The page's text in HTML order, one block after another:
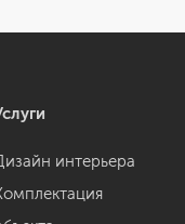
интерьера